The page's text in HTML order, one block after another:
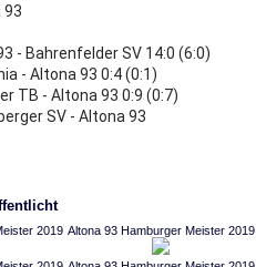
93
- Bahrenfelder SV 14:0 (6:0)
- Altona 93 0:4 (0:1)
TB - Altona 93 0:9 (0:7)
SV - Altona 93
2019 Altona 93 Hamburger Meister 2019